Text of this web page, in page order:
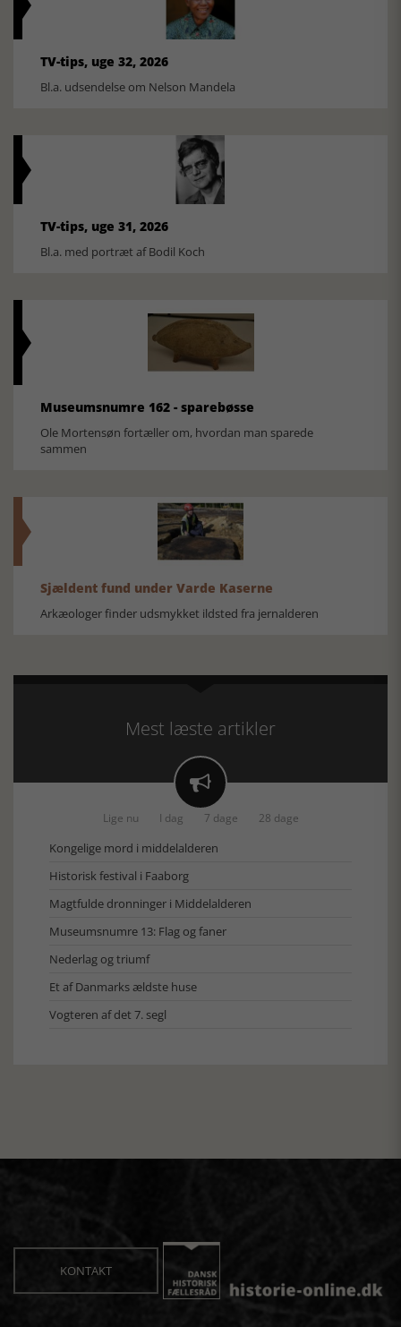
TV-tips, uge 32, 2026
Bl.a. udsendelse om Nelson Mandela
TV-tips, uge 31, 2026
Bl.a. med portræt af Bodil Koch
Museumsnumre 162 - sparebøsse
Ole Mortensøn fortæller om, hvordan man sparede
sammen
Sjældent fund under Varde Kaserne
Arkæologer finder udsmykket ildsted fra jernalderen
Mest læste artikler

Lige nu I dag 7 dage 28 dage
Kongelige mord i middelalderen
Historisk festival i Faaborg
Magtfulde dronninger i Middelalderen
Museumsnumre 13: Flag og faner
Nederlag og triumf
Et af Danmarks ældste huse
Vogteren af det 7. segl
KONTAKT